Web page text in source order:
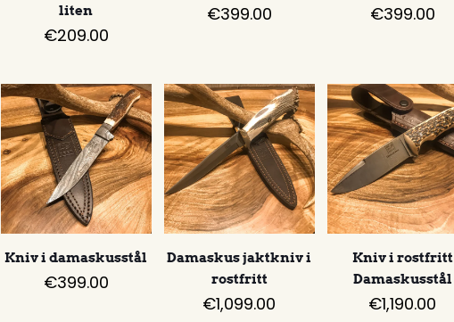
liten
€209.00
€399.00 €399.00
Kniv i damaskusstål
€399.00
Damaskus jaktkniv i
rostfritt
€1,099.00
Kniv i rostfritt
Damaskusstål
€1,190.00